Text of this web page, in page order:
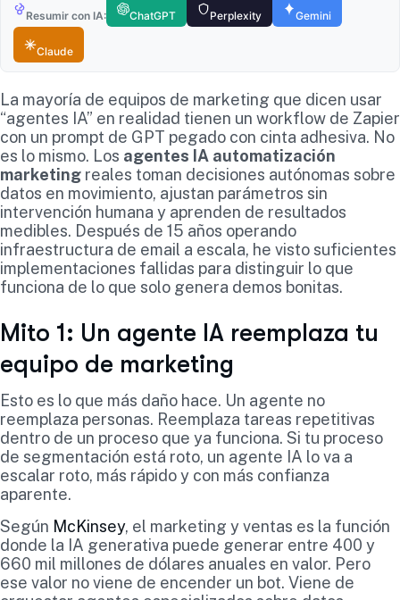
Resumir con IA: ChatGPT Perplexity Gemini
Claude
La mayoría de equipos de marketing que dicen usar
“agentes IA” en realidad tienen un workflow de Zapier
con un prompt de GPT pegado con cinta adhesiva. No
es lo mismo. Los agentes IA automatización
marketing reales toman decisiones autónomas sobre
datos en movimiento, ajustan parámetros sin
intervención humana y aprenden de resultados
medibles. Después de 15 años operando
infraestructura de email a escala, he visto suficientes
implementaciones fallidas para distinguir lo que
funciona de lo que solo genera demos bonitas.
Mito 1: Un agente IA reemplaza tu
equipo de marketing
Esto es lo que más daño hace. Un agente no
reemplaza personas. Reemplaza tareas repetitivas
dentro de un proceso que ya funciona. Si tu proceso
de segmentación está roto, un agente IA lo va a
escalar roto, más rápido y con más confianza
aparente.
Según McKinsey, el marketing y ventas es la función
donde la IA generativa puede generar entre 400 y
660 mil millones de dólares anuales en valor. Pero
ese valor no viene de encender un bot. Viene de